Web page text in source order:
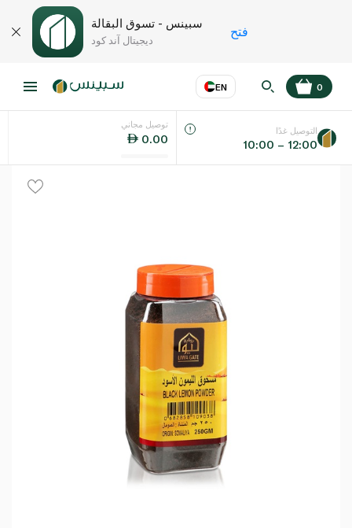
سبينس - تسوق البقالة
ديجيتال آند كود
فتح
EN
اللغة عر
0
توصيل مجاني
0.00
التوصيل غدًا
10:00 – 12:00